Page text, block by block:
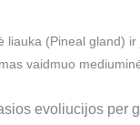
liauka (Pineal gland)
vaidmuo
evoliucijos per